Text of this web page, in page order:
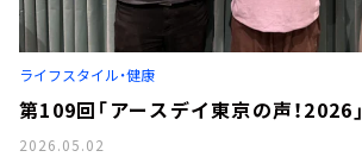
ライフスタイル・健康
第109回「アースデイ東京の声！2026」
2026.05.02